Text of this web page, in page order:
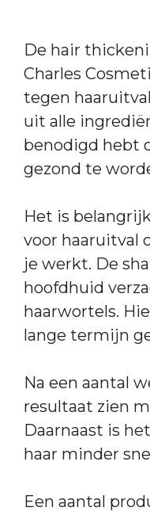
De hair
Charles
tegen
uit alle
benodigd hebt
gezond te
Het is
voor haaruitval
je werkt. De
hoofdhuid
haarwortels.
lange termijn
Na een aantal
resultaat zien
Daarnaast is
haar minder
Een aantal